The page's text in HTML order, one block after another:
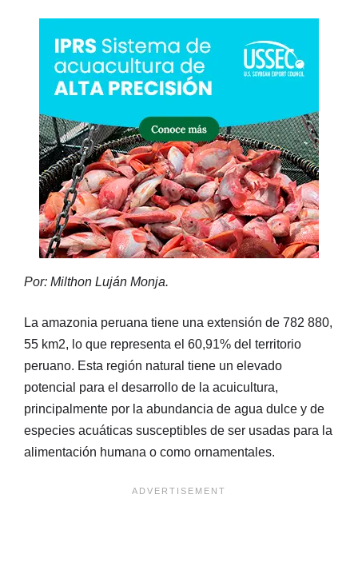
Por: Milthon Luján Monja.
La amazonia peruana tiene una extensión de 782 880,
55 km2, lo que representa el 60,91% del territorio
peruano. Esta región natural tiene un elevado
potencial para el desarrollo de la acuicultura,
principalmente por la abundancia de agua dulce y de
especies acuáticas susceptibles de ser usadas para la
alimentación humana o como ornamentales.